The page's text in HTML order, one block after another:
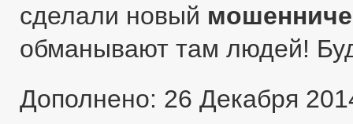
сделали новый
обманывают там людей!
Дополнено: 26 Декабря